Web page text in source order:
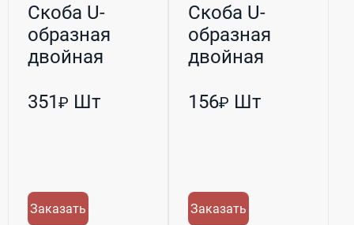
Скоба U-
образная
двойная
М10 80/60 (Р...
351₽ Шт
Заказать
Скоба U-
образная
двойная
М8 60/27 (РБ...
156₽ Шт
Заказать